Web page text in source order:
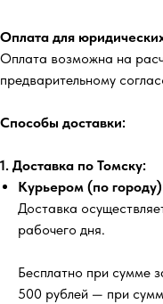
Оплата для
Оплата возможна на
предварительному
Способы доставки:
1. Доставка по Томску:
Курьером (по городу)
Доставка
рабочего дня.
Бесплатно при сумме
500 рублей — при